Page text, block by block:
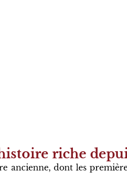
riche
ancienne, dont les